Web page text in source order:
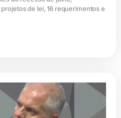
de lei, 16 requerimentos e